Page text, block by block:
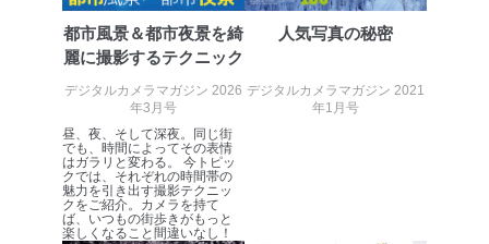
により、これを最新状態としています。
情報システムの使用に伴う漏洩等の防止
メール等により個人データの含まれるファイルを
送信する場合に、当該ファイルへのパスワードを
設定しています。
個人情報保護マネジメントシステムの継続的改善
当社は、内部監査及びマネジメントレビューの機会を通
じて、個人情報保護マネジメントシステムを継続的に改
善し、常に最良の状態を維持します。
都市風景＆都市夜景を綺
麗に撮影するテクニック
デジタルカメラマガジン 2026
年3月号
昼、夜、そして深夜。同じ街
でも、時間によってその表情
はガラリと変わる。 今トピッ
クでは、それぞれの時間帯の
魅力を引き出す撮影テクニッ
クをご紹介。カメラを持て
ば、いつもの街歩きがもっと
楽しくなること間違いなし！
人気写真の秘密
デジタルカメラマガジン 2021
年1月号